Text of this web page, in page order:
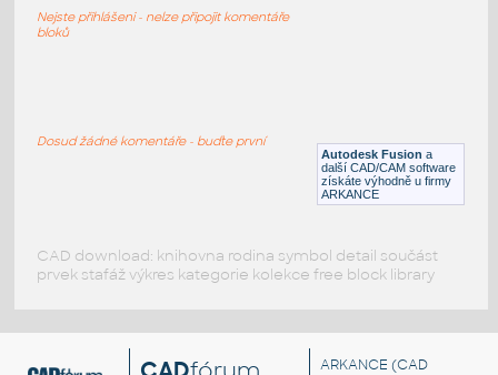
F3D Potrubí
STAINLESS I.D. PIPE ECCENTRIC
Autodesk Fusion a
další CAD/CAM software
získáte výhodně u firmy
ARKANCE
Nejste přihlášeni - nelze připojit komentáře
bloků
Dosud žádné komentáře - buďte první
CAD download: knihovna rodina symbol detail součást
prvek stafáž výkres kategorie kolekce free block library
ARKANCE (CAD